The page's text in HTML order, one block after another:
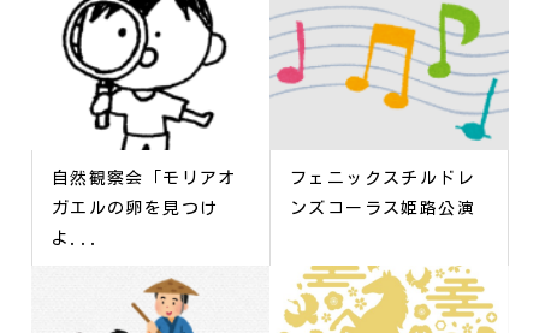
自然観察会「モリアオ
ガエルの卵を見つけ
よ...
フェニックスチルドレ
ンズコーラス姫路公演